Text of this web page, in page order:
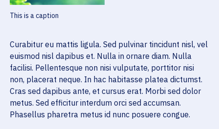
This is a caption
Curabitur eu mattis ligula. Sed pulvinar tincidunt nisl, vel
euismod nisl dapibus et. Nulla in ornare diam. Nulla
facilisi. Pellentesque non nisi vulputate, porttitor nisi
non, placerat neque. In hac habitasse platea dictumst.
Cras sed dapibus ante, et cursus erat. Morbi sed dolor
metus. Sed efficitur interdum orci sed accumsan.
Phasellus pharetra metus id nunc posuere congue.